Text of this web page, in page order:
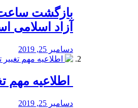
بازگشت
آزاد اسلامی
دسامبر 25, 2019
اطلاعیه مهم
دسامبر 25, 2019